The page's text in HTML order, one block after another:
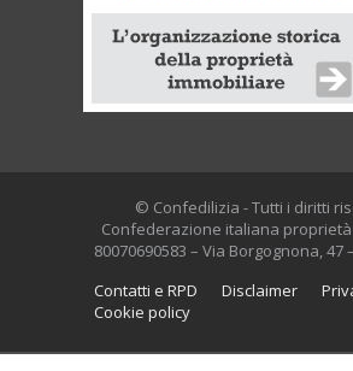
© Confedilizia - Tutti i diritti
Confederazione italiana proprietà
80070690583 – Via Borgognona, 47
Contatti e RPD
Disclaimer
Cookie policy